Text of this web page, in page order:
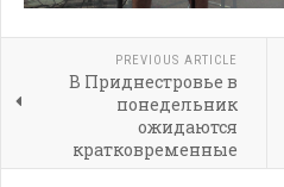
PREVIOUS ARTICLE
В Приднестровье в
понедельник
ожидаются
кратковременные
дожди и переменная